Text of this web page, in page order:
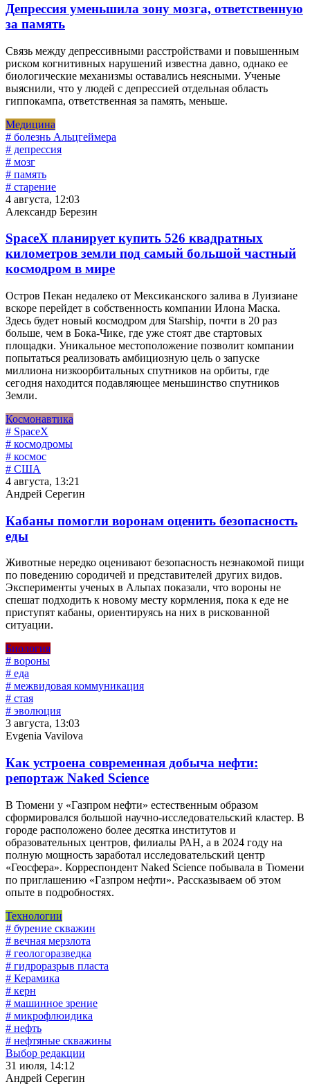
Депрессия уменьшила зону мозга, ответственную
за память
Связь между депрессивными расстройствами и повышенным
риском когнитивных нарушений известна давно, однако ее
биологические механизмы оставались неясными. Ученые
выяснили, что у людей с депрессией отдельная область
гиппокампа, ответственная за память, меньше.
Медицина
# болезнь Альцгеймера
# депрессия
# мозг
# память
# старение
4 августа, 12:03
Александр Березин
SpaceX планирует купить 526 квадратных
километров земли под самый большой частный
космодром в мире
Остров Пекан недалеко от Мексиканского залива в Луизиане
вскоре перейдет в собственность компании Илона Маска.
Здесь будет новый космодром для Starship, почти в 20 раз
больше, чем в Бока-Чике, где уже стоят две стартовых
площадки. Уникальное местоположение позволит компании
попытаться реализовать амбициозную цель о запуске
миллиона низкоорбитальных спутников на орбиты, где
сегодня находится подавляющее меньшинство спутников
Земли.
Космонавтика
# SpaceX
# космодромы
# космос
# США
4 августа, 13:21
Андрей Серегин
Кабаны помогли воронам оценить безопасность
еды
Животные нередко оценивают безопасность незнакомой пищи
по поведению сородичей и представителей других видов.
Эксперименты ученых в Альпах показали, что вороны не
спешат подходить к новому месту кормления, пока к еде не
приступят кабаны, ориентируясь на них в рискованной
ситуации.
Биология
# вороны
# еда
# межвидовая коммуникация
# стая
# эволюция
3 августа, 13:03
Evgenia Vavilova
Как устроена современная добыча нефти:
репортаж Naked Science
В Тюмени у «Газпром нефти» естественным образом
сформировался большой научно-исследовательский кластер. В
городе расположено более десятка институтов и
образовательных центров, филиалы РАН, а в 2024 году на
полную мощность заработал исследовательский центр
«Геосфера». Корреспондент Naked Science побывала в Тюмени
по приглашению «Газпром нефти». Рассказываем об этом
опыте в подробностях.
Технологии
# бурение скважин
# вечная мерзлота
# геологоразведка
# гидроразрыв пласта
# Керамика
# керн
# машинное зрение
# микрофлюидика
# нефть
# нефтяные скважины
Выбор редакции
31 июля, 14:12
Андрей Серегин